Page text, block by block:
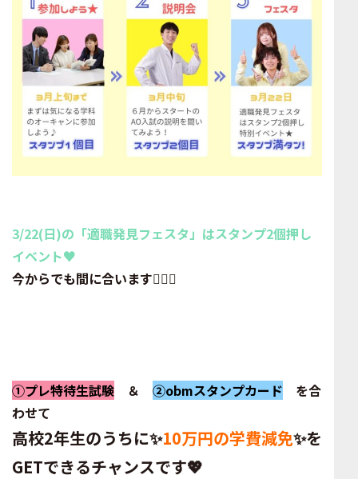
3/22(日)の「適職発見フェスタ」はスタンプ2個押し
イベント♥
今からでも間に合います🏃‍♂️✨
①プレ特待生試験 ＆ ②obmスタンプカード を合
わせて
高校2年生のうちに✨10万円の学費減免✨を
GETできるチャンスです💖